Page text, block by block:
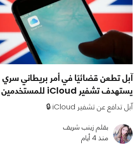
آبل تطعن قضائيًا في أمر بريطاني سري
يستهدف تشفير iCloud للمستخدمين
آبل تدافع عن تشفير iCloud 🔒
بقلم زينب شريف
منذ 4 أيام